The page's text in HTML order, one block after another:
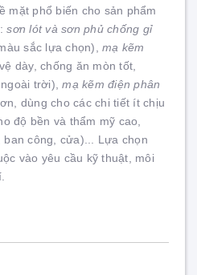
mặt phổ biến cho sản phẩm
sơn lót và sơn phủ chống gỉ
sắc lựa chọn), mạ kẽm
dày, chống ăn mòn tốt,
ngoài trời),mạ kẽm điện phân
dùng cho các chi tiết ít chịu
độ bền và thẩm mỹ cao,
công, cửa)... Lựa chọn
vào yêu cầu kỹ thuật, môi